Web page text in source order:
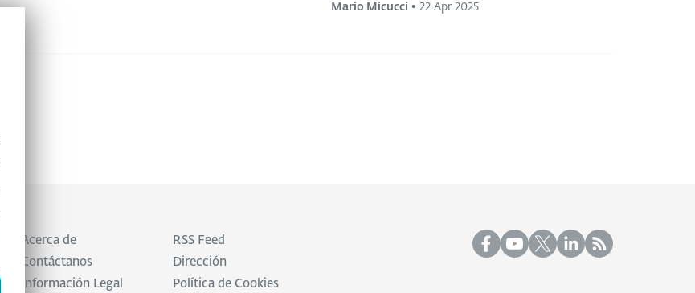
Mario Micucci • 22 Apr 2025
Acerca de
RSS Feed
Contáctanos
Dirección
Información Legal
Política de Cookies